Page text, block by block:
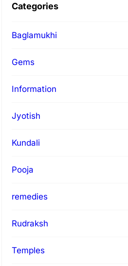
Categories
Baglamukhi
Gems
Information
Jyotish
Kundali
Pooja
remedies
Rudraksh
Temples